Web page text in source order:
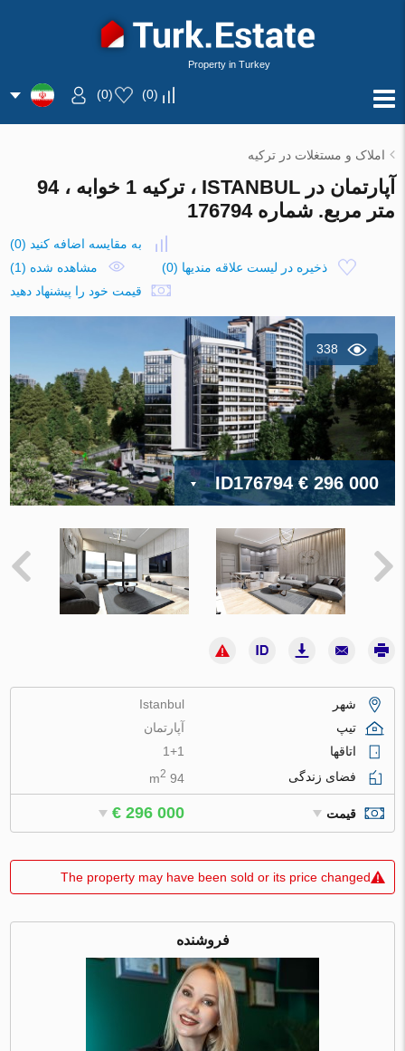
Property in Turkey
(
0
)
(
0
)
املاک و مستغلات در ترکیه
آپارتمان در ISTANBUL ، ترکیه 1 خوابه ، 94
متر مربع. شماره 176794
به مقایسه اضافه کنید (
0
)
ذخیره در لیست علاقه مندیها (
0
)
مشاهده شده (1)
قیمت خود را پیشنهاد دهید
338
ID176794€ 296 000
شهر
Istanbul
تیپ
آپارتمان
اتاقها
1+1
فضای زندگی
94 m
2
قیمت € 296 000
The property may have been sold or its price changed
فروشنده